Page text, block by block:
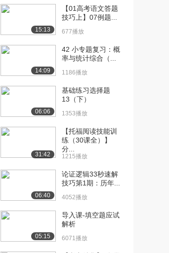
[10] 1-6实数基础性例题精
06:42
[11] 1-6实数基础性例题精
讲二（下）
06:45
[12] 1-7实数综合性例题精
讲（上）
讲（下）
式知识精讲
[15] 2-2整式乘法与乘法公
式基础性例题...
[16] 2-2整式乘法与乘法公
15:13
【01高考语文答题
技巧上】07例题...
677播放
14:09
42 小专题复习：概
率与统计综合（...
1186播放
06:06
基础练习选择题
13（下）
1353播放
31:42
【托福阅读技能训
练（30课全）】
分...
1215播放
06:40
论证逻辑33秒速解
技巧第1期：历年...
4052播放
05:15
导入课-填空题应试
解析
6071播放